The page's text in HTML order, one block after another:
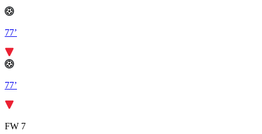
77’
77’
FW 7